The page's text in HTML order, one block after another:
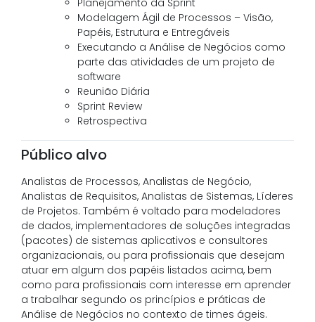
Planejamento da Sprint
Modelagem Ágil de Processos – Visão,
Papéis, Estrutura e Entregáveis
Executando a Análise de Negócios como
parte das atividades de um projeto de
software
Reunião Diária
Sprint Review
Retrospectiva
Público alvo
Analistas de Processos, Analistas de Negócio,
Analistas de Requisitos, Analistas de Sistemas, Líderes
de Projetos. Também é voltado para modeladores
de dados, implementadores de soluções integradas
(pacotes) de sistemas aplicativos e consultores
organizacionais, ou para profissionais que desejam
atuar em algum dos papéis listados acima, bem
como para profissionais com interesse em aprender
a trabalhar segundo os princípios e práticas de
Análise de Negócios no contexto de times ágeis.